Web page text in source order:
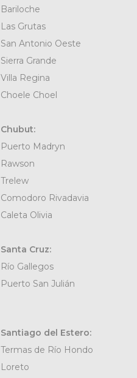
Bariloche
Las Grutas
San Antonio Oeste
Sierra Grande
Villa Regina
Choele Choel
Chubut:
Puerto Madryn
Rawson
Trelew
Comodoro Rivadavia
Caleta Olivia
Santa Cruz:
Río Gallegos
Puerto San Julián
Santiago del Estero:
Termas de Río Hondo
Loreto